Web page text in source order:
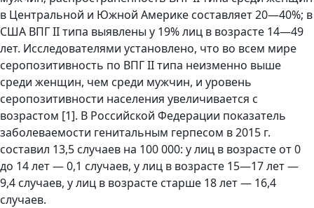
в Центральной и Южной Америке составляет 20—40%; в
США ВПГ II типа выявлены у 19% лиц в возрасте 14—49
лет. Исследователями установлено, что во всем мире
серопозитивность по ВПГ II типа неизменно выше
среди женщин, чем среди мужчин, и уровень
серопозитивности населения увеличивается с
возрастом [1]. В Российской Федерации показатель
заболеваемости генитальным герпесом в 2015 г.
составил 13,5 случаев на 100 000: у лиц в возрасте от 0
до 14 лет — 0,1 случаев, у лиц в возрасте 15—17 лет —
9,4 случаев, у лиц в возрасте старше 18 лет — 16,4
случаев.